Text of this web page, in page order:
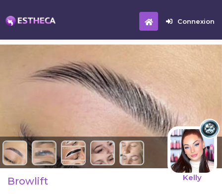
Connexion
Kelly
Browlift